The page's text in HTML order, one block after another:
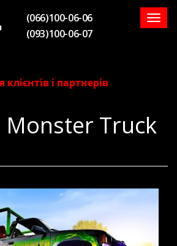
(066)100-06-06
(093)100-06-07
і партнерів
Monster Truck